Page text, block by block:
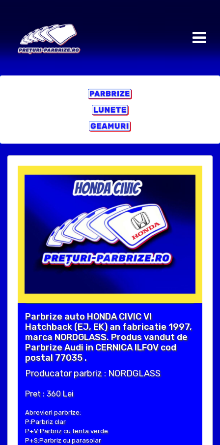
Parbrize auto HONDA CIVIC VI
Hatchback (EJ, EK) an fabricatie 1997,
marca NORDGLASS. Produs vandut de
Parbrize Audi in CERNICA ILFOV cod
postal 77035 .
Producator parbriz : NORDGLASS
Pret : 360 Lei
Abrevieri parbrize:
P:Parbriz clar
P+V:Parbriz cu tenta verde
P+S:Parbriz cu parasolar